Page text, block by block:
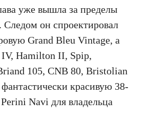
уже вышла за пределы
Следом он спроектировал
Grand Bleu Vintage, а
Hamilton II, Spip,
105, CNB 80, Bristolian
красивую 38-
Navi для владельца